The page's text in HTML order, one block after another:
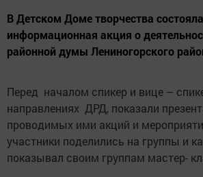
В Детском Доме творчества
информационная акция о
районной думы Лениногорского
Перед началом спикер и вице –
направлениях ДРД, показали
проводимых ими акций и
участники поделились на группы и
показывал своим группам мастер-